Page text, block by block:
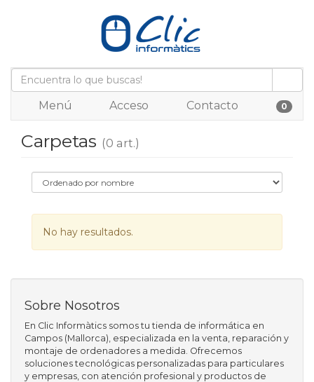
Menú Acceso Contacto 0
Carpetas (0 art.)
No hay resultados.
Sobre Nosotros
En Clic Informàtics somos tu tienda de informática en
Campos (Mallorca), especializada en la venta, reparación y
montaje de ordenadores a medida. Ofrecemos
soluciones tecnológicas personalizadas para particulares
y empresas, con atención profesional y productos de